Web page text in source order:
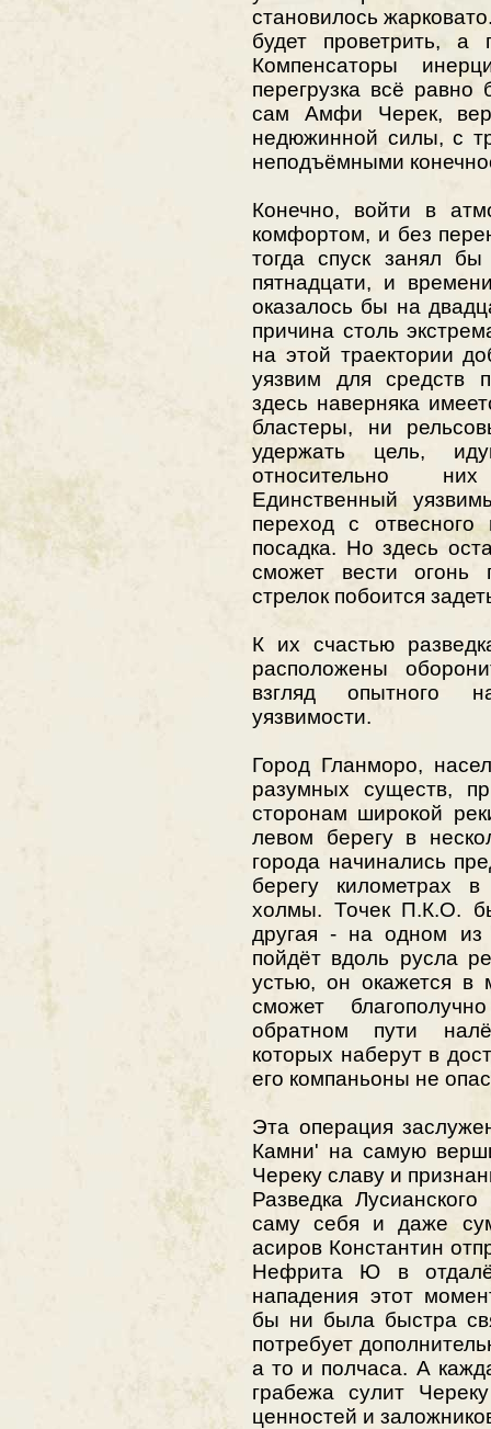
становилось
будет проветрить, а
Компенсаторы
перегрузка всё
сам Амфи Черек,
недюжинной силы, с
неподъёмными
Конечно, войти в
комфортом, и без
тогда спуск занял
пятнадцати, и
оказалось бы на
причина столь
на этой траектории
уязвим для средств
здесь наверняка
бластеры, ни
удержать цель,
относительно
Единственный
переход с
посадка. Но здесь
сможет вести огонь
стрелок побоится
К их счастью
расположены
взгляд опытного
уязвимости.
Город Гланморо,
разумных существ,
сторонам широкой
левом берегу в
города начинались
берегу километрах
холмы. Точек П.К.О.
другая - на одном из
пойдёт вдоль русла
устью, он окажется в
сможет
обратном пути
которых наберут в
его компаньоны не
Эта операция
Камни' на самую
Череку славу и
Разведка
саму себя и даже
асиров Константин
Нефрита Ю в
нападения этот
бы ни была быстра
потребует
а то и полчаса. А
грабежа сулит
ценностей и